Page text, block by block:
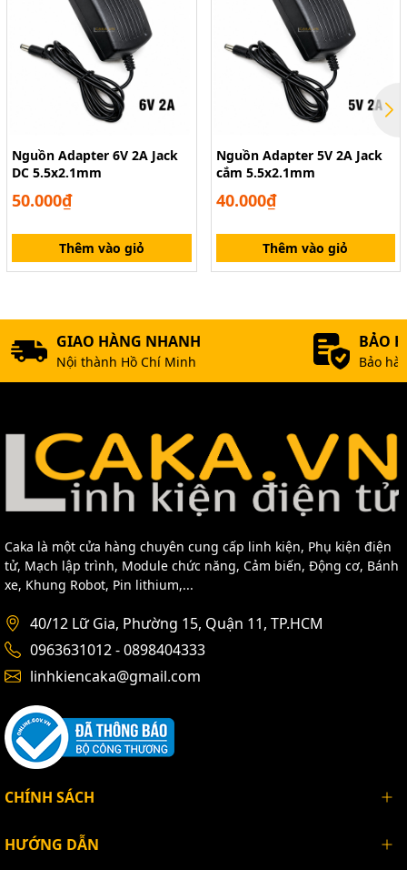
Nguồn Adapter 6V 2A Jack
DC 5.5x2.1mm
50.000₫
Thêm vào giỏ
Nguồn Adapter 5V 2A Jack
cắm 5.5x2.1mm
40.000₫
Thêm vào giỏ
GIAO HÀNG NHANH
Nội thành Hồ Chí Minh
BẢO
Bảo
Caka là một cửa hàng chuyên cung cấp linh kiện, Phụ kiện điện
tử, Mạch lập trình, Module chức năng, Cảm biến, Động cơ, Bánh
xe, Khung Robot, Pin lithium,...
40/12 Lữ Gia, Phường 15, Quận 11, TP.HCM
0963631012 - 0898404333
linhkiencaka@gmail.com
CHÍNH SÁCH
HƯỚNG DẪN